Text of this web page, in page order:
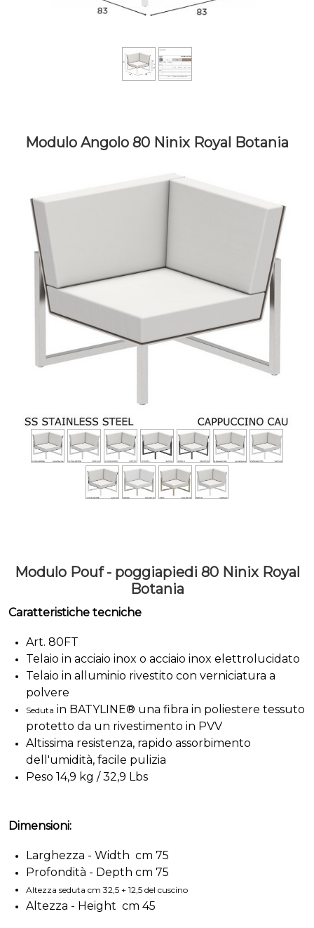
Modulo Angolo 80 Ninix Royal Botania
Modulo Pouf - poggiapiedi 80 Ninix Royal
Botania
Caratteristiche tecniche
Art. 80FT
Telaio in acciaio inox o acciaio inox elettrolucidato
Telaio in alluminio rivestito con verniciatura a
polvere
Seduta in BATYLINE® una fibra in poliestere tessuto
protetto da un rivestimento in PVV
Altissima resistenza, rapido assorbimento
dell'umidità, facile pulizia
Peso 14,9 kg / 32,9 Lbs
Dimensioni:
Larghezza - Width cm 75
Profondità - Depth cm 75
Altezza seduta cm 32,5 + 12,5 del cuscino
Altezza - Height cm 45